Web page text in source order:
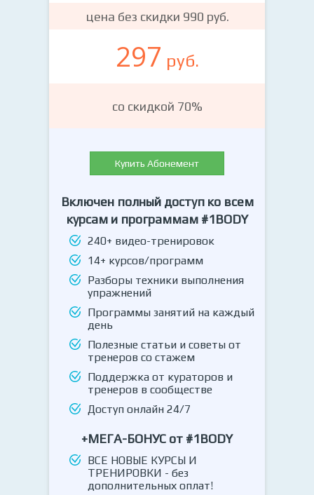
цена без скидки 990 руб.
297 руб.
со скидкой 70%
Купить Абонемент
Включен полный доступ ко всем
курсам и программам #1BODY
240+ видео-тренировок
14+ курсов/программ
Разборы техники выполнения
упражнений
Программы занятий на каждый
день
Полезные статьи и советы от
тренеров со стажем
Поддержка от кураторов и
тренеров в сообществе
Доступ онлайн 24/7
+МЕГА-БОНУС от #1BODY
ВСЕ НОВЫЕ КУРСЫ И
ТРЕНИРОВКИ - без
дополнительных оплат!